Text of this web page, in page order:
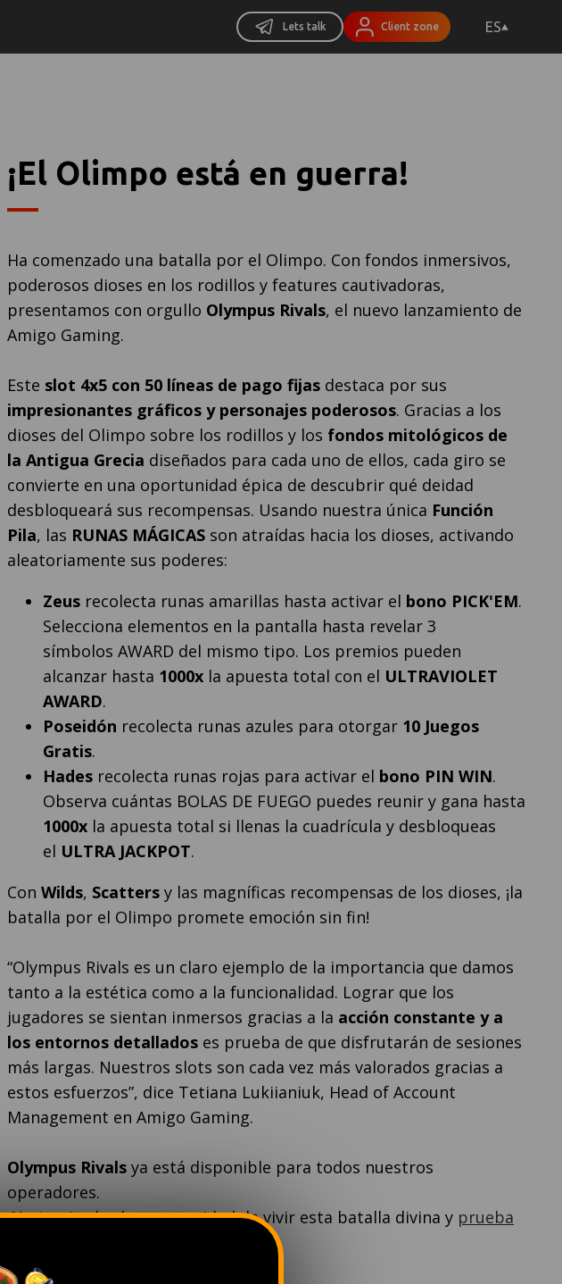
Lets talk Client zone ES
¡El Olimpo está en guerra!
Ha comenzado una batalla por el Olimpo. Con fondos inmersivos,
poderosos dioses en los rodillos y features cautivadoras,
presentamos con orgullo Olympus Rivals, el nuevo lanzamiento de
Amigo Gaming.
Este slot 4x5 con 50 líneas de pago fijas destaca por sus
impresionantes gráficos y personajes poderosos. Gracias a los
dioses del Olimpo sobre los rodillos y los fondos mitológicos de
la Antigua Grecia diseñados para cada uno de ellos, cada giro se
convierte en una oportunidad épica de descubrir qué deidad
desbloqueará sus recompensas. Usando nuestra única Función
Pila, las RUNAS MÁGICAS son atraídas hacia los dioses, activando
aleatoriamente sus poderes:
Zeus recolecta runas amarillas hasta activar el bono PICK'EM.
Selecciona elementos en la pantalla hasta revelar 3
símbolos AWARD del mismo tipo. Los premios pueden
alcanzar hasta 1000x la apuesta total con el ULTRAVIOLET
AWARD.
Poseidón recolecta runas azules para otorgar 10 Juegos
Gratis.
Hades recolecta runas rojas para activar el bono PIN WIN.
Observa cuántas BOLAS DE FUEGO puedes reunir y gana hasta
1000x la apuesta total si llenas la cuadrícula y desbloqueas
el ULTRA JACKPOT.
ConWilds, Scatters y las magníficas recompensas de los dioses, ¡la
batalla por el Olimpo promete emoción sin fin!
“Olympus Rivals es un claro ejemplo de la importancia que damos
tanto a la estética como a la funcionalidad. Lograr que los
jugadores se sientan inmersos gracias a la acción constante y a
los entornos detallados es prueba de que disfrutarán de sesiones
más largas. Nuestros slots son cada vez más valorados gracias a
estos esfuerzos”, dice Tetiana Lukiianiuk, Head of Account
Management en Amigo Gaming.
Olympus Rivals ya está disponible para todos nuestros
operadores.
¡No te pierdas la oportunidad de vivir esta batalla divina y prueba